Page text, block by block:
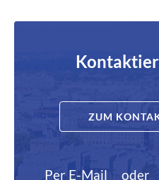
ZUM
Per E-Mail oder